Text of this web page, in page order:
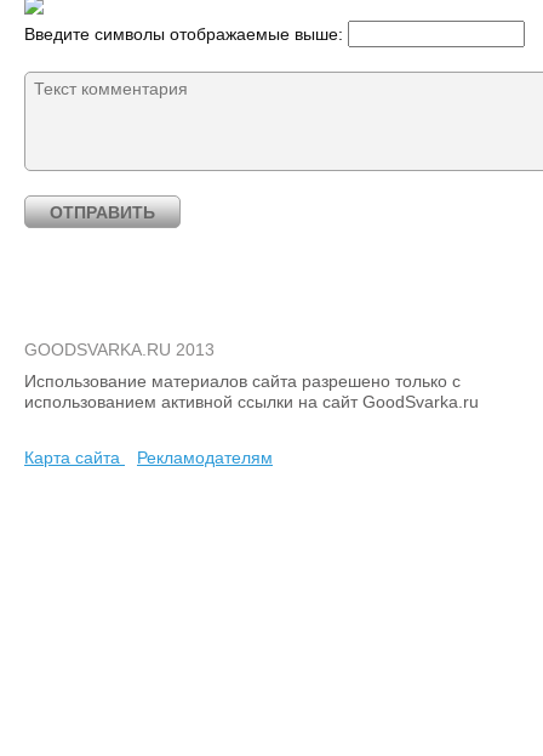
Введите символы отображаемые выше:
GOODSVARKA.RU 2013
Использование материалов сайта разрешено только с
использованием активной ссылки на сайт GoodSvarka.ru
Карта сайта Рекламодателям